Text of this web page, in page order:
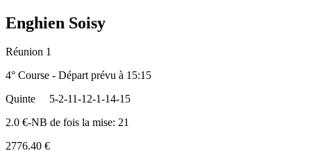
Enghien Soisy
Réunion 1
4° Course - Départ prévu à 15:15
Quinte
5-2-11-12-1-14-15
2.0 €-NB de fois la mise: 21
2776.40 €